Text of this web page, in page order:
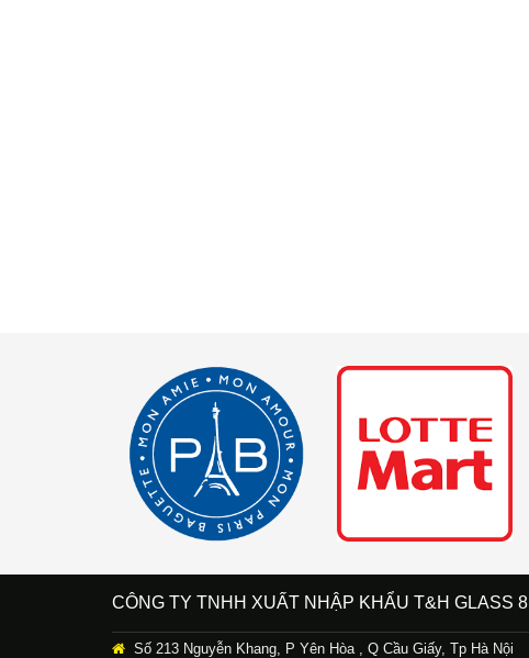
CÔNG TY TNHH XUẤT NHẬP KHẨU T&H GLASS 8
Số 213 Nguyễn Khang, P Yên Hòa , Q Cầu Giấy, Tp Hà Nội